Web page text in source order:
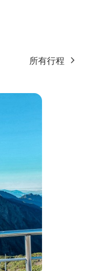
所有行程